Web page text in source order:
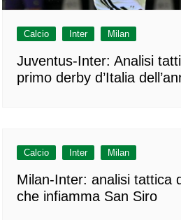
Calcio Inter Milan
Juventus-Inter: Analisi
primo derby d’Italia
Calcio Inter Milan
Milan-Inter: analisi tattica
che infiamma San Siro